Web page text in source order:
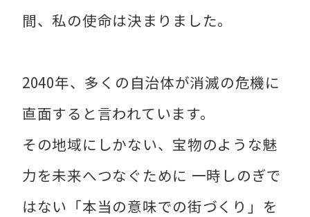
間、私の使命は決まりました。
2040年、多くの自治体が消滅の危機に
直面すると言われています。
その地域にしかない、宝物のような魅
力を未来へつなぐために 一時しのぎで
はない「本当の意味での街づくり」を